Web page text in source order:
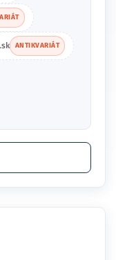
ANTIKVARIÁT